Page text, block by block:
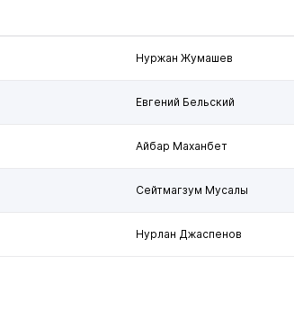
Нуржан Жумашев
Евгений Бельский
Айбар Маханбет
Сейтмагзум Мусалы
Нурлан Джаспенов